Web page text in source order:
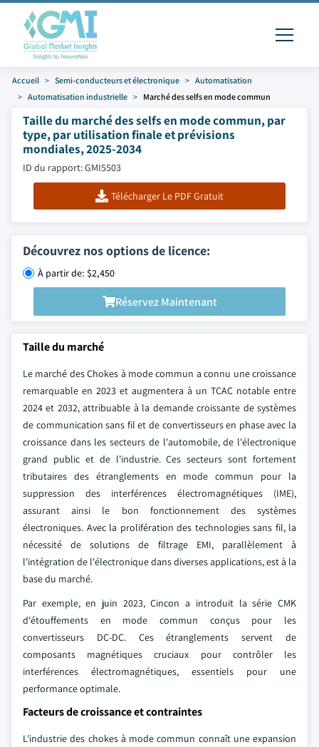
Accueil Semi-conducteurs et électronique
Automatisation
Automatisation industrielle
Marché des selfs en mode commun
Taille du marché des selfs en mode commun, par
type, par utilisation finale et prévisions
mondiales, 2025-2034
ID du rapport: GMI5503
Télécharger Le PDF Gratuit
Découvrez nos options de licence:
À partir de: $2,450
Réservez Maintenant
Taille du marché
Le marché des Chokes à mode commun a connu une croissance
remarquable en 2023 et augmentera à un TCAC notable entre
2024 et 2032, attribuable à la demande croissante de systèmes
de communication sans fil et de convertisseurs en phase avec la
croissance dans les secteurs de l'automobile, de l'électronique
grand public et de l'industrie. Ces secteurs sont fortement
tributaires des étranglements en mode commun pour la
suppression des interférences électromagnétiques (IME),
assurant ainsi le bon fonctionnement des systèmes
électroniques. Avec la prolifération des technologies sans fil, la
nécessité de solutions de filtrage EMI, parallèlement à
l'intégration de l'électronique dans diverses applications, est à la
base du marché.
Par exemple, en juin 2023, Cincon a introduit la série CMK
d'étouffements en mode commun conçus pour les
convertisseurs DC-DC. Ces étranglements servent de
composants magnétiques cruciaux pour contrôler les
interférences électromagnétiques, essentiels pour une
performance optimale.
Facteurs de croissance et contraintes
L'industrie des chokes à mode commun connaît une expansion